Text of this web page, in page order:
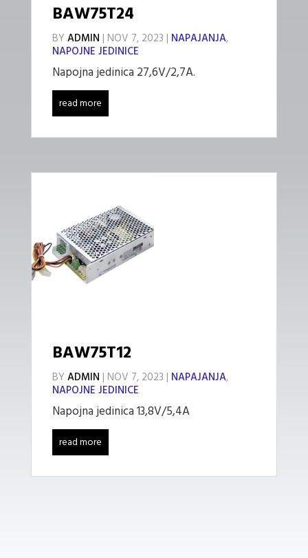
BAW75T24
BYADMIN | NOV 7, 2023 | NAPAJANJA,
NAPOJNE JEDINICE
Napojna jedinica 27,6V/2,7A.
read more
BAW75T12
BYADMIN | NOV 7, 2023 | NAPAJANJA,
NAPOJNE JEDINICE
Napojna jedinica 13,8V/5,4A
read more